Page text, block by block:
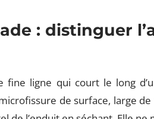
: distinguer
fine ligne qui court le long
de surface, large